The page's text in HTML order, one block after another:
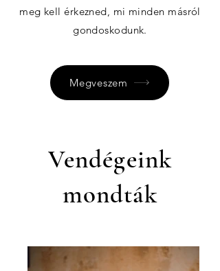
meg kell érkezned, mi minden másról
gondoskodunk.
Megveszem
Vendégeink
mondták